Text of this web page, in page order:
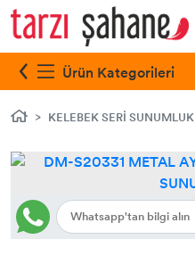
Ürün Kategorileri
KELEBEK SERİ SUNUMLUK